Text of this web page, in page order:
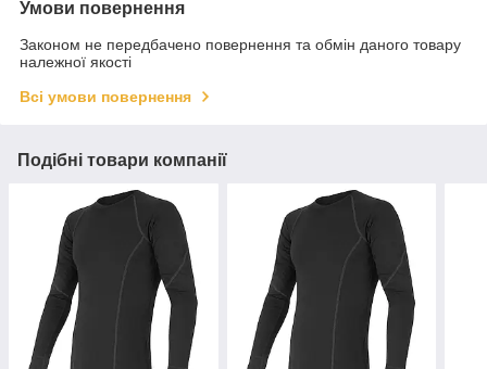
Умови повернення
Законом не передбачено повернення та обмін даного товару
належної якості
Всі умови повернення
Подібні товари компанії